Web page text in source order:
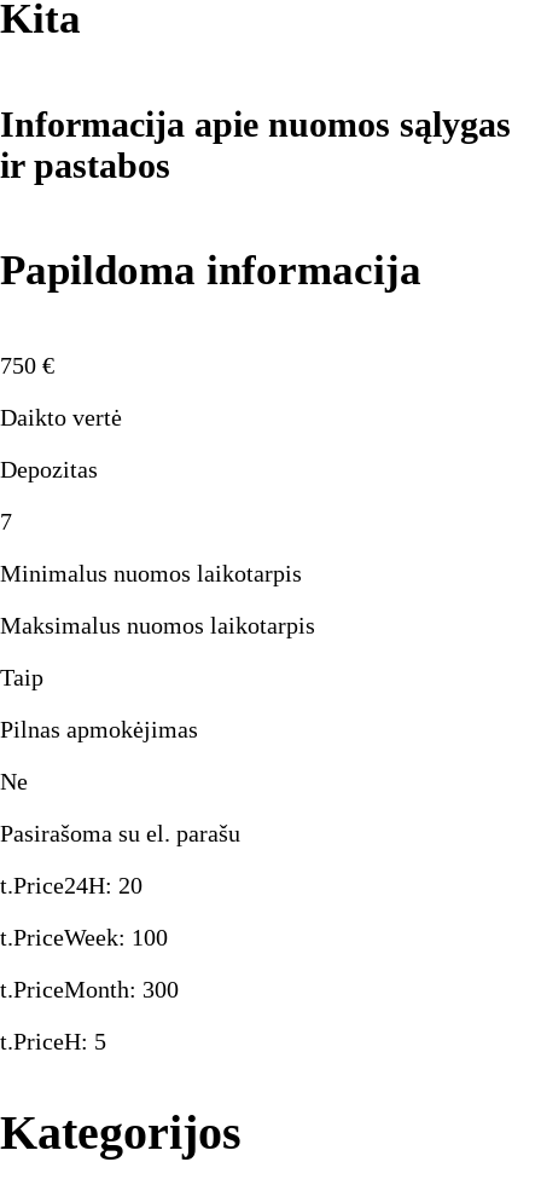
Kita
Informacija apie nuomos sąlygas
ir pastabos
Papildoma informacija
750 €
Daikto vertė
Depozitas
7
Minimalus nuomos laikotarpis
Maksimalus nuomos laikotarpis
Taip
Pilnas apmokėjimas
Ne
Pasirašoma su el. parašu
t.Price24H: 20
t.PriceWeek: 100
t.PriceMonth: 300
t.PriceH: 5
Kategorijos